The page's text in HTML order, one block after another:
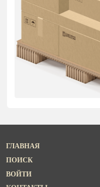
ГЛАВНАЯ
ПОИСК
ВОЙТИ